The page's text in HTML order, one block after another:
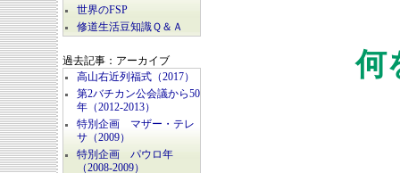
世界のFSP
修道生活豆知識Ｑ＆Ａ
過去記事：アーカイブ
高山右近列福式（2017）
第2バチカン公会議から50
年（2012-2013）
特別企画 マザー・テレ
サ（2009）
特別企画 パウロ年
（2008-2009）
何